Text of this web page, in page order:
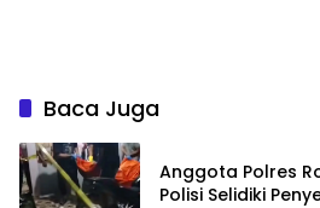
Baca Juga
Anggota Polres
Polisi Selidiki